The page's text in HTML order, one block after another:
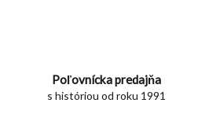
Poľovnícka predajňa
s históriou od roku 1991